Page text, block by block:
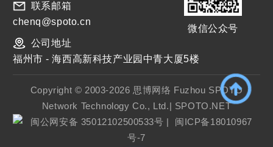
联系邮箱
chenq@spoto.cn
公司地址
微信公众号
福州市 - 海西高新科技产业园中青大厦5楼
Copyright © 2003-2026 思博网络 Fuzhou SPOTO
Network Technology Co., Ltd.| SPOTO.NET
闽公网安备 35012102500533号 | 闽ICP备18010967
号-7